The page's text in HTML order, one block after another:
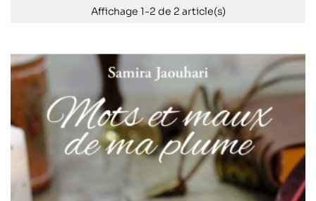
Affichage 1-2 de 2 article(s)